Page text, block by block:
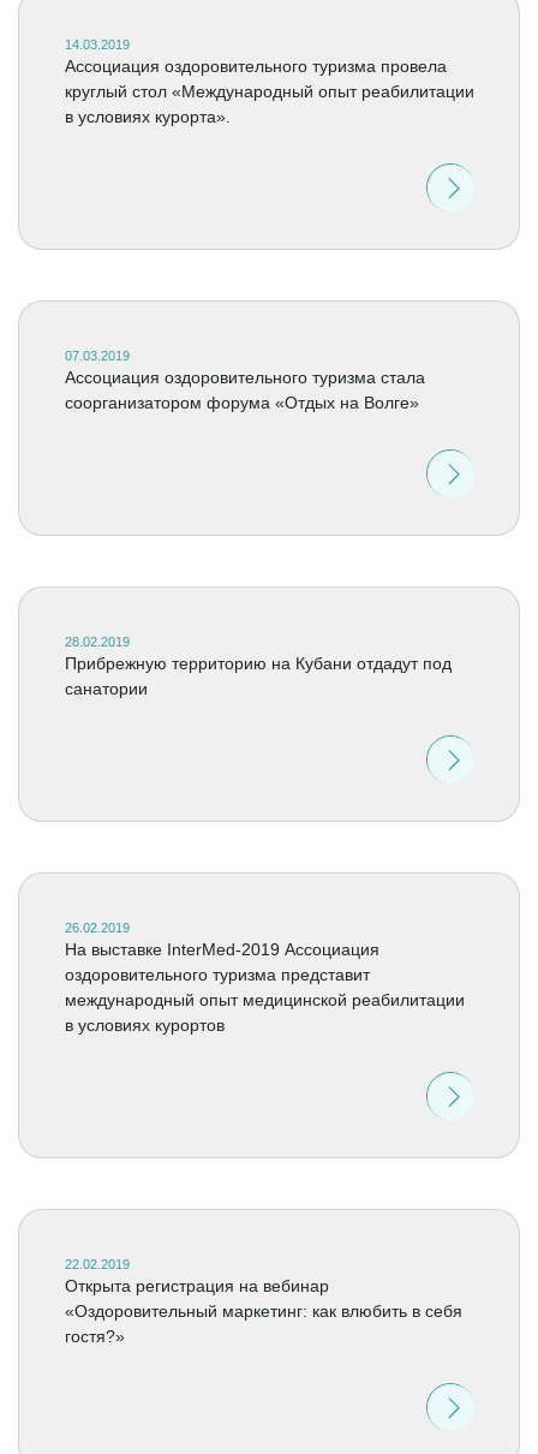
14.03.2019
Ассоциация оздоровительного туризма провела
круглый стол «Международный опыт реабилитации
в условиях курорта».
07.03.2019
Ассоциация оздоровительного туризма стала
соорганизатором форума «Отдых на Волге»
28.02.2019
Прибрежную территорию на Кубани отдадут под
санатории
26.02.2019
На выставке InterMed-2019 Ассоциация
оздоровительного туризма представит
международный опыт медицинской реабилитации
в условиях курортов
22.02.2019
Открыта регистрация на вебинар
«Оздоровительный маркетинг: как влюбить в себя
гостя?»